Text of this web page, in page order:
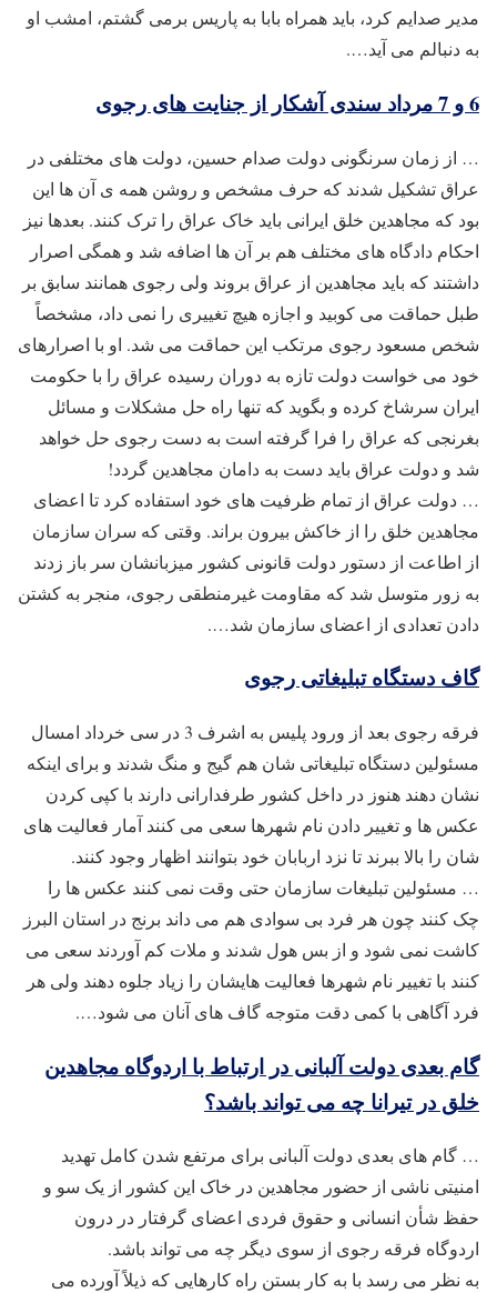
مدیر صدایم کرد، باید همراه بابا به پاریس برمی گشتم، امشب او
به دنبالم می آید….
6 و 7 مرداد سندی آشکار از جنایت های رجوی
… از زمان سرنگونی دولت صدام حسین، دولت های مختلفی در
عراق تشکیل شدند که حرف مشخص و روشن همه ی آن ها این
بود که مجاهدین خلق ایرانی باید خاک عراق را ترک کنند. بعدها نیز
احکام دادگاه های مختلف هم بر آن ها اضافه شد و همگی اصرار
داشتند که باید مجاهدین از عراق بروند ولی رجوی همانند سابق بر
طبل حماقت می کوبید و اجازه هیچ تغییری را نمی داد، مشخصاً
شخص مسعود رجوی مرتکب این حماقت می شد. او با اصرارهای
خود می خواست دولت تازه به دوران رسیده عراق را با حکومت
ایران سرشاخ کرده و بگوید که تنها راه حل مشکلات و مسائل
بغرنجی که عراق را فرا گرفته است به دست رجوی حل خواهد
شد و دولت عراق باید دست به دامان مجاهدین گردد!
… دولت عراق از تمام ظرفیت های خود استفاده کرد تا اعضای
مجاهدین خلق را از خاکش بیرون براند. وقتی که سران سازمان
از اطاعت از دستور دولت قانونی کشور میزبانشان سر باز زدند
به زور متوسل شد که مقاومت غیرمنطقی رجوی، منجر به کشتن
دادن تعدادی از اعضای سازمان شد….
گاف دستگاه تبلیغاتی رجوی
فرقه رجوی بعد از ورود پلیس به اشرف 3 در سی خرداد امسال
مسئولین دستگاه تبلیغاتی شان هم گیج و منگ شدند و برای اینکه
نشان دهند هنوز در داخل کشور طرفدارانی دارند با کپی کردن
عکس ها و تغییر دادن نام شهرها سعی می کنند آمار فعالیت های
شان را بالا ببرند تا نزد اربابان خود بتوانند اظهار وجود کنند.
… مسئولین تبلیغات سازمان حتی وقت نمی کنند عکس ها را
چک کنند چون هر فرد بی سوادی هم می داند برنج در استان البرز
کاشت نمی شود و از بس هول شدند و ملات کم آوردند سعی می
کنند با تغییر نام شهرها فعالیت هایشان را زیاد جلوه دهند ولی هر
فرد آگاهی با کمی دقت متوجه گاف های آنان می شود….
گام بعدی دولت آلبانی در ارتباط با اردوگاه مجاهدین
خلق در تیرانا چه می تواند باشد؟
… گام های بعدی دولت آلبانی برای مرتفع شدن کامل تهدید
امنیتی ناشی از حضور مجاهدین در خاک این کشور از یک سو و
حفظ شأن انسانی و حقوق فردی اعضای گرفتار در درون
اردوگاه فرقه رجوی از سوی دیگر چه می تواند باشد.
به نظر می رسد با به کار بستن راه کارهایی که ذیلاً آورده می